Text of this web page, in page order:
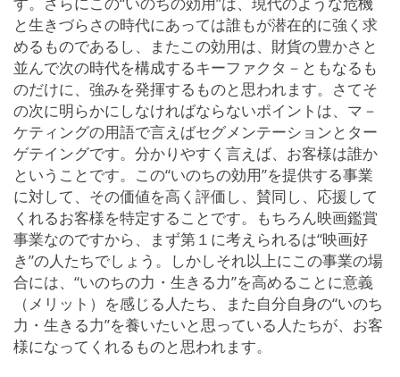
と生きづらさの時代にあっては誰もが潜在的に強く求
めるものであるし、またこの効用は、財貨の豊かさと
並んで次の時代を構成するキーファクタ－ともなるも
のだけに、強みを発揮するものと思われます。さてそ
の次に明らかにしなければならないポイントは、マ－
ケティングの用語で言えばセグメンテーションとター
ゲテイングです。分かりやすく言えば、お客様は誰か
ということです。この“いのちの効用”を提供する事業
に対して、その価値を高く評価し、賛同し、応援して
くれるお客様を特定することです。もちろん映画鑑賞
事業なのですから、まず第１に考えられるは“映画好
き”の人たちでしょう。しかしそれ以上にこの事業の場
合には、“いのちの力・生きる力”を高めることに意義
（メリット）を感じる人たち、また自分自身の“いのち
力・生きる力”を養いたいと思っている人たちが、お客
様になってくれるものと思われます。